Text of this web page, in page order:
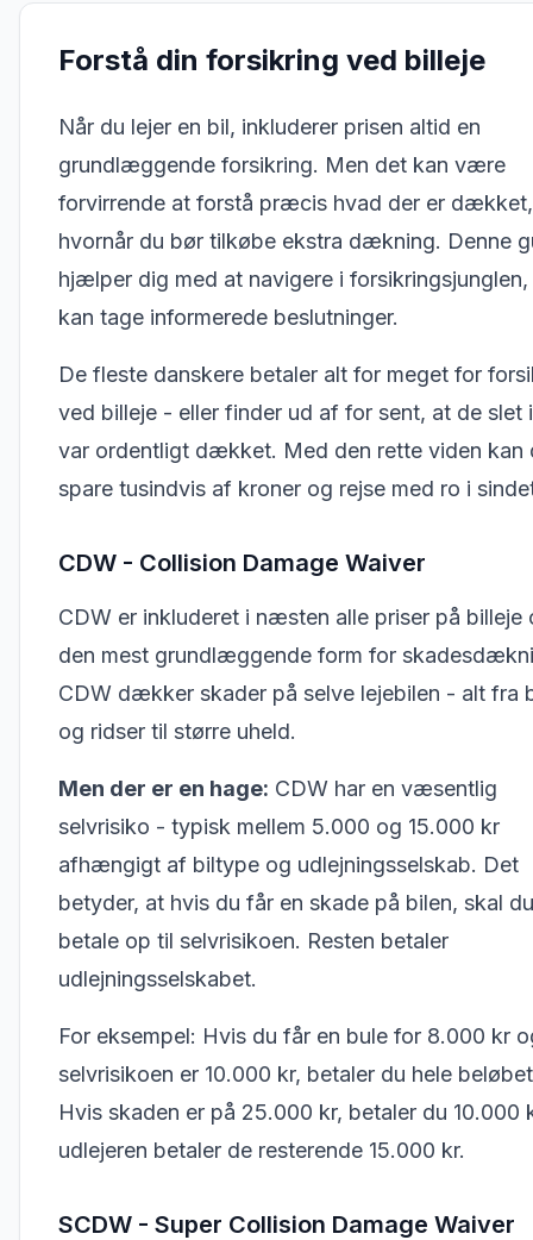
Forstå din forsikring ved billeje
Når du lejer en bil, inkluderer prisen altid en
grundlæggende forsikring. Men det kan være
forvirrende at forstå præcis hvad der er
hvornår du bør tilkøbe ekstra dækning. Denne
hjælper dig med at navigere i forsikringsjunglen,
kan tage informerede beslutninger.
De fleste danskere betaler alt for meget for
ved billeje - eller finder ud af for sent, at de slet
var ordentligt dækket. Med den rette viden kan
spare tusindvis af kroner og rejse med ro i
CDW - Collision Damage Waiver
CDW er inkluderet i næsten alle priser på billeje
den mest grundlæggende form for
CDW dækker skader på selve lejebilen - alt fra
og ridser til større uheld.
Men der er en hage: CDW har en væsentlig
selvrisiko - typisk mellem 5.000 og 15.000 kr
afhængigt af biltype og udlejningsselskab. Det
betyder, at hvis du får en skade på bilen, skal
betale op til selvrisikoen. Resten betaler
udlejningsselskabet.
For eksempel: Hvis du får en bule for 8.000 kr
selvrisikoen er 10.000 kr, betaler du hele
Hvis skaden er på 25.000 kr, betaler du 10.000
udlejeren betaler de resterende 15.000 kr.
SCDW - Super Collision Damage Waiver